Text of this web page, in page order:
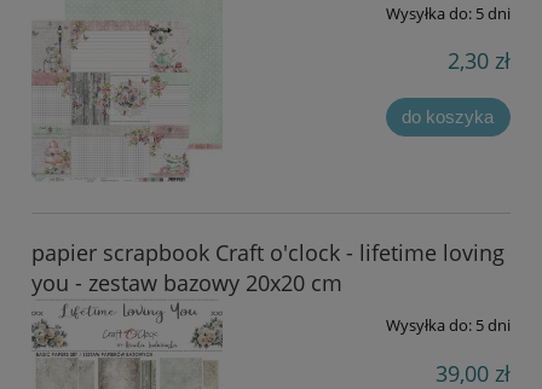
Wysyłka do: 5 dni
2,30 zł
do koszyka
papier scrapbook Craft o'clock - lifetime loving
you - zestaw bazowy 20x20 cm
Wysyłka do: 5 dni
39,00 zł